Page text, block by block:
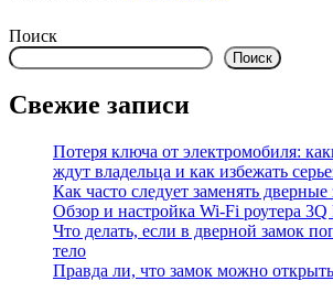
Поиск
Поиск
Свежие записи
Потеря ключа от электромобиля:
ждут владельца и как избежать
Как часто следует заменять дверные
Обзор и настройка Wi-Fi роутера
Что делать, если в дверной замок
тело
Правда ли, что замок можно